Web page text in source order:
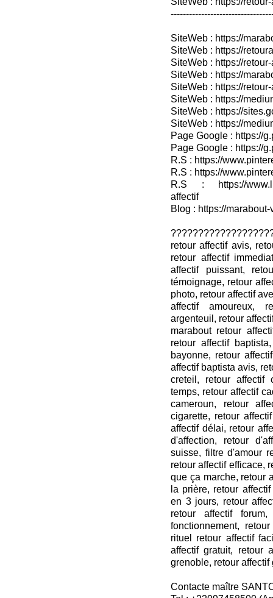
SiteWeb : https://
SiteWeb : https://
SiteWeb : https://
SiteWeb : https://
SiteWeb : https://
SiteWeb : https://
SiteWeb : https://
SiteWeb : https://
Page Google : https://
Page Google : https://
R.S : https://
R.S : https://
R.S : https://
affectif
Blog : https://
retour affectif avis,
retour affectif
affectif puissant,
témoignage, retour
photo, retour affectif
affectif amoureux,
argenteuil, retour
marabout retour
retour affectif
bayonne, retour
affectif baptista avis,
creteil, retour affectif
temps, retour affectif
cameroun, retour
cigarette, retour
affectif délai, retour
d'affection, retour
suisse, filtre d'amour
retour affectif efficace,
que ça marche, retour
la prière, retour
en 3 jours, retour
retour affectif
fonctionnement,
rituel retour affectif
affectif gratuit, retour
grenoble, retour affectif
Contacte maître